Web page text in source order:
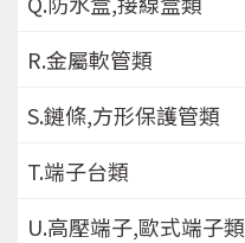
R.金屬軟管類
S.鏈條,方形保護管類
T.端子台類
U.高壓端子,歐式端子類